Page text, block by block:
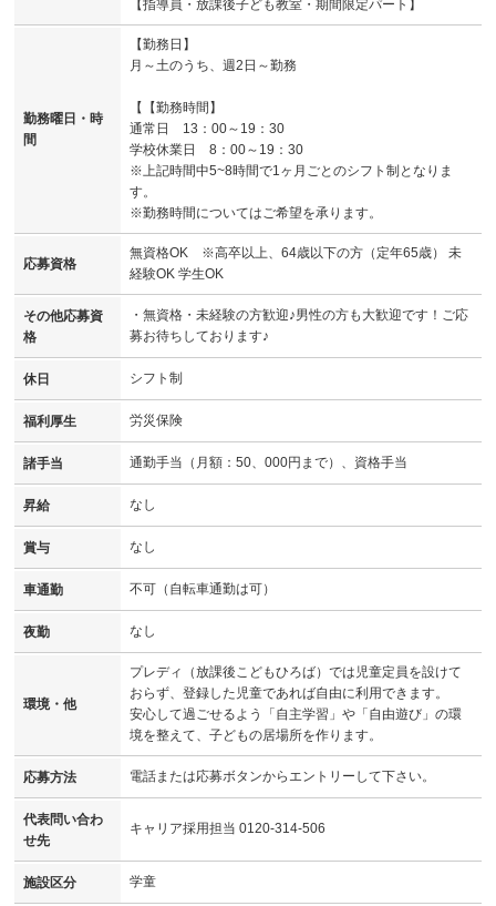
【指導員・放課後子ども教室・期間限定パート】
勤務曜日・時
間
【勤務日】
月～土のうち、週2日～勤務
【【勤務時間】
通常日 13：00～19：30
学校休業日 8：00～19：30
※上記時間中5~8時間で1ヶ月ごとのシフト制となりま
す。
※勤務時間についてはご希望を承ります。
応募資格
無資格OK ※高卒以上、64歳以下の方（定年65歳） 未
経験OK 学生OK
その他応募資
格
・無資格・未経験の方歓迎♪男性の方も大歓迎です！ご応
募お待ちしております♪
休日 シフト制
福利厚生 労災保険
諸手当 通勤手当（月額：50、000円まで）、資格手当
昇給 なし
賞与 なし
車通勤 不可（自転車通勤は可）
夜勤 なし
環境・他
プレディ（放課後こどもひろば）では児童定員を設けて
おらず、登録した児童であれば自由に利用できます。
安心して過ごせるよう「自主学習」や「自由遊び」の環
境を整えて、子どもの居場所を作ります。
応募方法 電話または応募ボタンからエントリーして下さい。
代表問い合わ
せ先
キャリア採用担当 0120-314-506
施設区分 学童